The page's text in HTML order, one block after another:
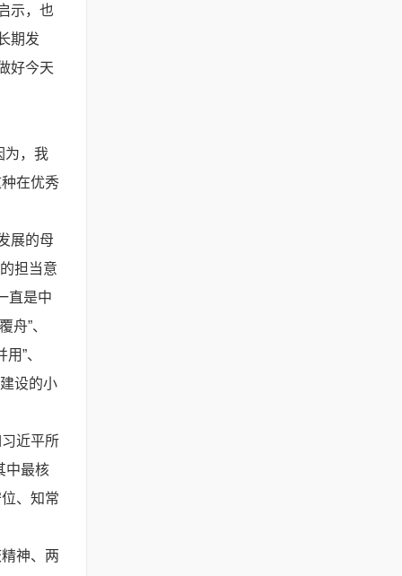
示，也
期发
好今天
为，我
在优秀
展的母
担当意
直是中
舟”、
”、
设的小
近平所
中最核
、知常
神、两